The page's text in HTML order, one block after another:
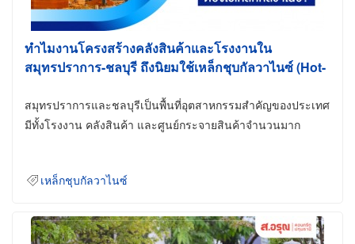
ทำไมงานโครงสร้างคลังสินค้าและโรงงานใน
สมุทรปราการ-ชลบุรี ถึงนิยมใช้เหล็กชุบกัลวาไนซ์ (Hot-
สมุทรปราการและชลบุรีเป็นพื้นที่อุตสาหกรรมสำคัญของประเทศ
มีทั้งโรงงาน คลังสินค้า และศูนย์กระจายสินค้าจำนวนมาก
เหล็กชุบกัลวาไนซ์